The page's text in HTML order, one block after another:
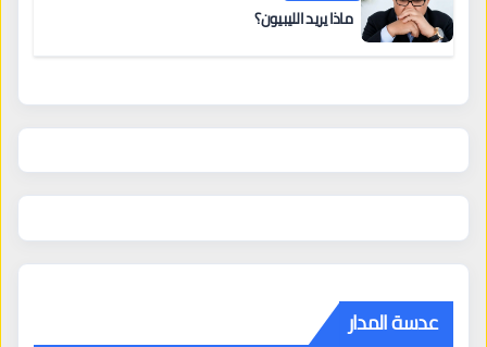
ماذا يريد الليبيون؟
عدسة المدار